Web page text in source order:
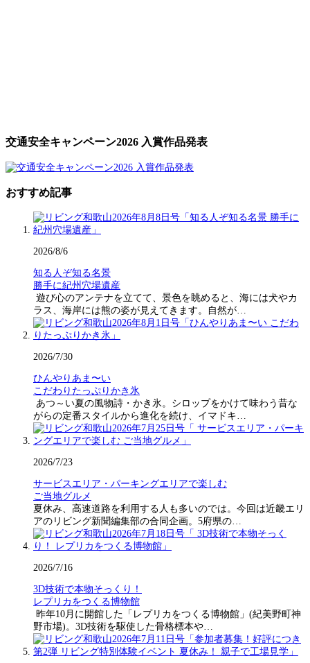
交通安全キャンペーン2026 入賞作品発表
おすすめ記事
2026/8/6
知る人ぞ知る名景
勝手に紀州穴場遺産
遊び心のアンテナを立てて、景色を眺めると、海には犬やカ
ラス、海岸には熊の姿が見えてきます。自然が…
2026/7/30
ひんやりあま〜い
こだわりたっぷりかき氷
あつ～い夏の風物詩・かき氷。シロップをかけて味わう昔な
がらの定番スタイルから進化を続け、イマドキ…
2026/7/23
サービスエリア・パーキングエリアで楽しむ
ご当地グルメ
夏休み、高速道路を利用する人も多いのでは。今回は近畿エリ
アのリビング新聞編集部の合同企画。5府県の…
2026/7/16
3D技術で本物そっくり！
レプリカをつくる博物館
昨年10月に開館した「レプリカをつくる博物館」(紀美野町神
野市場)。3D技術を駆使した骨格標本や…